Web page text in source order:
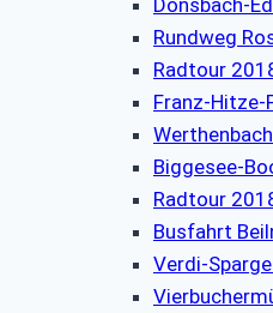
Rundweg
Radtour
Franz-Hitze-
Biggesee-
Radtour
Busfahrt
Verdi-